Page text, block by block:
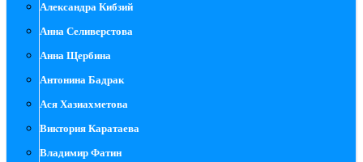
Александра Кибзий
Анна Селиверстова
Анна Щербина
Антонина Бадрак
Ася Хазиахметова
Виктория Каратаева
Владимир Фатин